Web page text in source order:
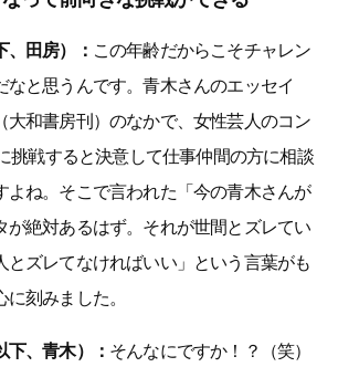
、田房）： この年齢だからこそチャレン
なと思うんです。青木さんのエッセイ
大和書房刊）のなかで、女性芸人のコン
挑戦すると決意して仕事仲間の方に相談
よね。そこで言われた「今の青木さんが
が絶対あるはず。それが世間とズレてい
とズレてなければいい」という言葉がも
刻みました。
下、青木）： そんなにですか！？（笑）